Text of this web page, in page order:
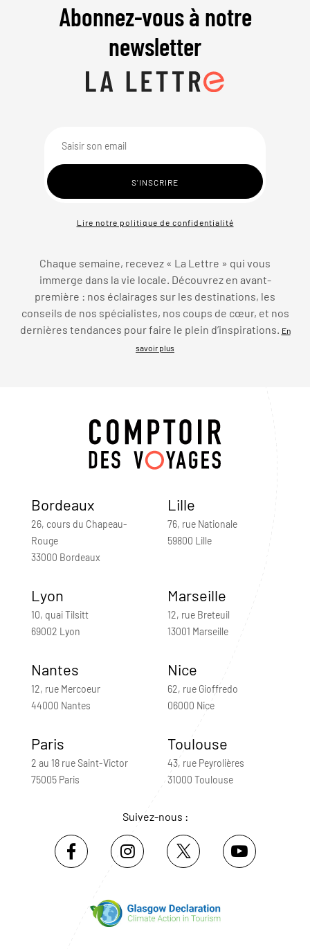
Abonnez-vous à notre
newsletter
Lire notre politique de confidentialité
Chaque semaine, recevez « La Lettre » qui vous
immerge dans la vie locale. Découvrez en avant-
première : nos éclairages sur les destinations, les
conseils de nos spécialistes, nos coups de cœur, et nos
dernières tendances pour faire le plein d’inspirations.
En
savoir plus
Bordeaux
26, cours du Chapeau-
Rouge
33000 Bordeaux
Lille
76, rue Nationale
59800 Lille
Lyon
10, quai Tilsitt
69002 Lyon
Marseille
12, rue Breteuil
13001 Marseille
Nantes
12, rue Mercoeur
44000 Nantes
Nice
62, rue Gioffredo
06000 Nice
Paris
2 au 18 rue Saint-Victor
75005 Paris
Toulouse
43, rue Peyrolières
31000 Toulouse
Suivez-nous :